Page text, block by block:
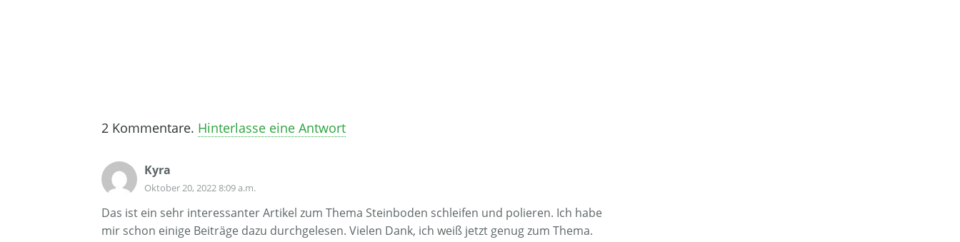
2 Kommentare. Hinterlasse eine Antwort
Kyra
Oktober 20, 2022 8:09 a.m.
Das ist ein sehr interessanter Artikel zum Thema Steinboden schleifen und polieren. Ich habe
mir schon einige Beiträge dazu durchgelesen. Vielen Dank, ich weiß jetzt genug zum Thema.